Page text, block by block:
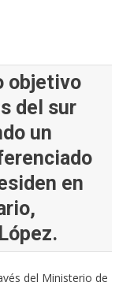
objetivo
del sur
un
en
del Ministerio de